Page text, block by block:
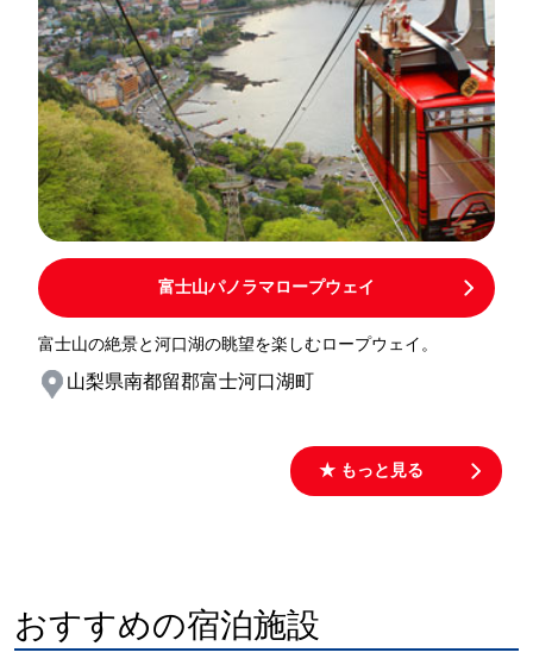
富士山パノラマロープウェイ
富士山の絶景と河口湖の眺望を楽しむロープウェイ。
山梨県南都留郡富士河口湖町
★ もっと見る
おすすめの宿泊施設